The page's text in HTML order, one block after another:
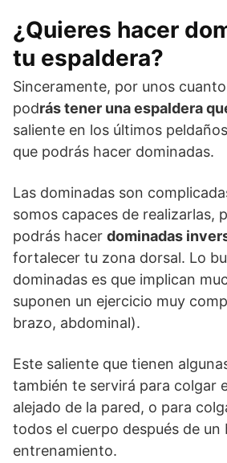
¿Quieres hacer
tu espaldera?
Sinceramente, por unos
podrás tener una espaldera
saliente en los últimos
que podrás hacer dominadas.
Las dominadas son
somos capaces de realizarlas,
podrás hacer dominadas
fortalecer tu zona dorsal. Lo
dominadas es que implican
suponen un ejercicio muy
brazo, abdominal).
Este saliente que tienen
también te servirá para colgar
alejado de la pared, o para
todos el cuerpo después de un
entrenamiento.